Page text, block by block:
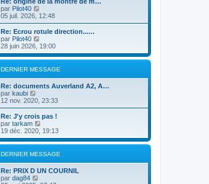
s
a
g
e
e
m
e
s
a
g
e
e
n
i
e
m
e
s
s
a
g
par Pilot40
o
i
r
e
e
r
n
i
e
m
e
s
s
a
g
e
05 juil. 2026, 12:48
Re: Ecrou rotule direction...…
par Pilot40
o
i
r
l
e
n
i
e
r
m
e
s
s
a
g
28 juin 2026, 19:00
DERNIER MESSAGE
Re: documents Auverland A2, A…
par kaubi
o
i
r
l
e
d
e
r
n
i
e
r
12 nov. 2020, 23:33
Re: J'y crois pas !
par tarkam
o
i
r
l
e
19 déc. 2020, 19:13
DERNIER MESSAGE
Re: PRIX D UN COURNIL
par dag84